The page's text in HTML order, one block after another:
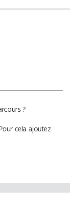
?
cela ajoutez